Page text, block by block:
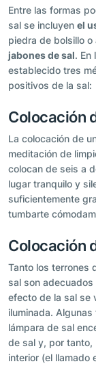
Entre las formas
sal se incluyen el
piedra de bolsillo o
jabones de sal. En
establecido tres
positivos de la sal:
Colocación
La colocación de
meditación de
colocan de seis a
lugar tranquilo y
suficientemente
tumbarte
Colocación
Tanto los terrones
sal son adecuados
efecto de la sal se
iluminada.
lámpara de sal
de sal y, por tanto,
interior (el llamado